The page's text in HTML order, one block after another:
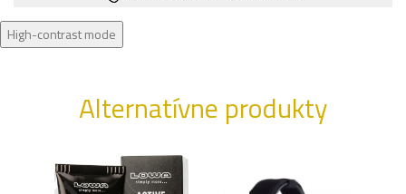
High-contrast mode
Alternatívne produkty